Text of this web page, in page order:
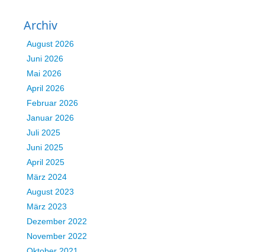
Archiv
August 2026
Juni 2026
Mai 2026
April 2026
Februar 2026
Januar 2026
Juli 2025
Juni 2025
April 2025
März 2024
August 2023
März 2023
Dezember 2022
November 2022